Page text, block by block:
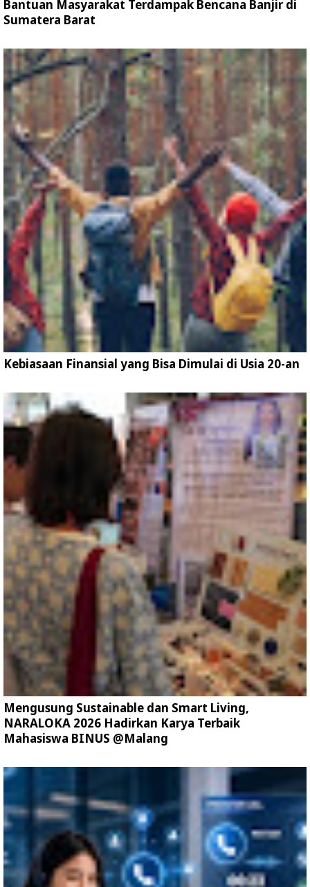
Bantuan Masyarakat Terdampak Bencana Banjir di
Sumatera Barat
Kebiasaan Finansial yang Bisa Dimulai di Usia 20-an
Mengusung Sustainable dan Smart Living,
NARALOKA 2026 Hadirkan Karya Terbaik
Mahasiswa BINUS @Malang